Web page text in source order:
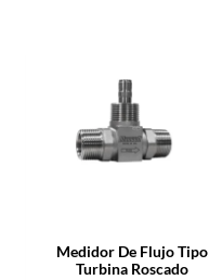
Medidor De Flujo Tipo
Turbina Roscado